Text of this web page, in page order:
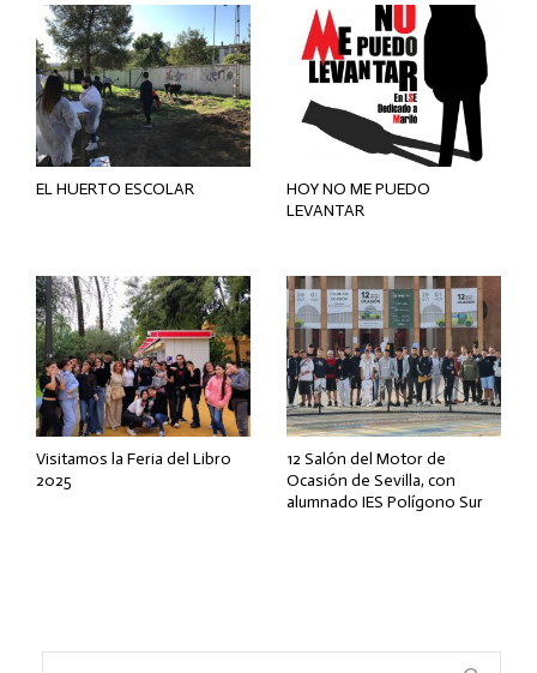
EL HUERTO ESCOLAR
HOY NO ME PUEDO
LEVANTAR
Visitamos la Feria del Libro
2025
12 Salón del Motor de
Ocasión de Sevilla, con
alumnado IES Polígono Sur